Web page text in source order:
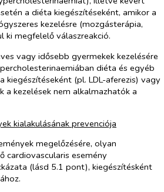
a diéta kiegészítéseként, amikor a
kezelésre (mozgásterápia,
ki megfelelő válaszreakció.
vagy idősebb gyermekek kezelésére
diéta és egyéb
kiegészítéseként (pl. LDL-aferezis) vagy
a kezelések nem alkalmazhatók a
kialakulásának prevenciója
megelőzésére, olyan
cardiovascularis esemény
(lásd 5.1 pont), kiegészítésként